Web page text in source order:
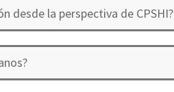
desde la perspectiva de CPSHI?